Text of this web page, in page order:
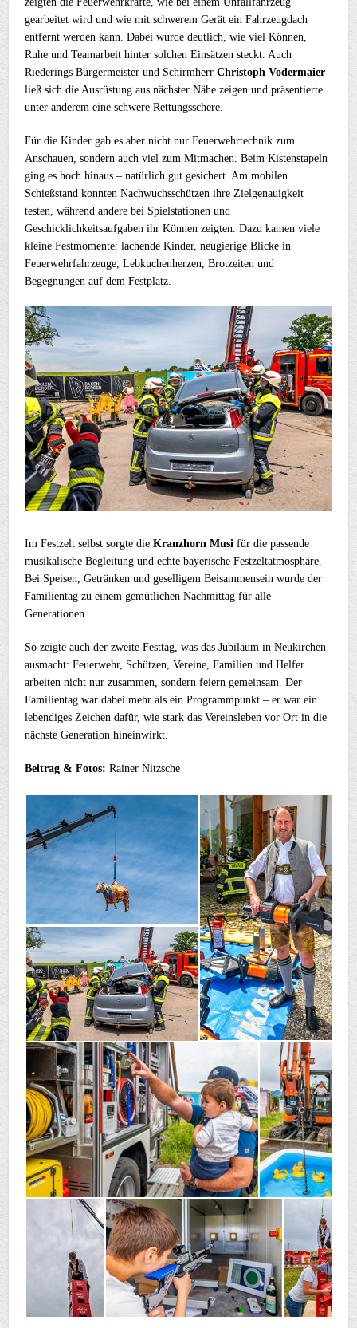
gearbeitet wird und wie mit schwerem Gerät ein Fahrzeugdach
entfernt werden kann. Dabei wurde deutlich, wie viel Können,
Ruhe und Teamarbeit hinter solchen Einsätzen steckt. Auch
Riederings Bürgermeister und SchirmherrChristoph Vodermaier
ließ sich die Ausrüstung aus nächster Nähe zeigen und präsentierte
unter anderem eine schwere Rettungsschere.
Für die Kinder gab es aber nicht nur Feuerwehrtechnik zum
Anschauen, sondern auch viel zum Mitmachen. Beim Kistenstapeln
ging es hoch hinaus – natürlich gut gesichert. Am mobilen
Schießstand konnten Nachwuchsschützen ihre Zielgenauigkeit
testen, während andere bei Spielstationen und
Geschicklichkeitsaufgaben ihr Können zeigten. Dazu kamen viele
kleine Festmomente: lachende Kinder, neugierige Blicke in
Feuerwehrfahrzeuge, Lebkuchenherzen, Brotzeiten und
Begegnungen auf dem Festplatz.
Im Festzelt selbst sorgte dieKranzhorn Musi für die passende
musikalische Begleitung und echte bayerische Festzeltatmosphäre.
Bei Speisen, Getränken und geselligem Beisammensein wurde der
Familientag zu einem gemütlichen Nachmittag für alle
Generationen.
So zeigte auch der zweite Festtag, was das Jubiläum in Neukirchen
ausmacht: Feuerwehr, Schützen, Vereine, Familien und Helfer
arbeiten nicht nur zusammen, sondern feiern gemeinsam. Der
Familientag war dabei mehr als ein Programmpunkt – er war ein
lebendiges Zeichen dafür, wie stark das Vereinsleben vor Ort in die
nächste Generation hineinwirkt.
Beitrag & Fotos: Rainer Nitzsche